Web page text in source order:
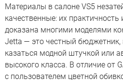
Материалы в салоне VS5
качественные: их практичность
доказана многими моделями
Jetta — это честный бюджетник,
казаться модной штучкой или
высокого класса. В отличие от
с пользователем цветной